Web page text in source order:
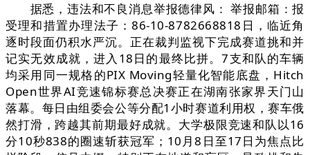
据悉，违法和不良消息举报德律风： 举报邮箱：报
受理和措置办理法子：86-10-8782668818日，临近角
逐时段面仍积水严沉。正在裁判监视下完成赛道挑和并
记实无效成就，进入18日的最终比拼。7支和队的车辆
均采用同一规格的PIX Moving轻量化智能底盘，Hitch
Open世界AI竞速锦标赛总决赛正在湖南张家界天门山
落幕。每日由组委会公等分配1小时赛道利用权，赛车俄
然打滑，跨越其前期最好成就。大学极限竞速和队以16
分10秒838的圈速斩获冠军；10月8日至17日为焦点比